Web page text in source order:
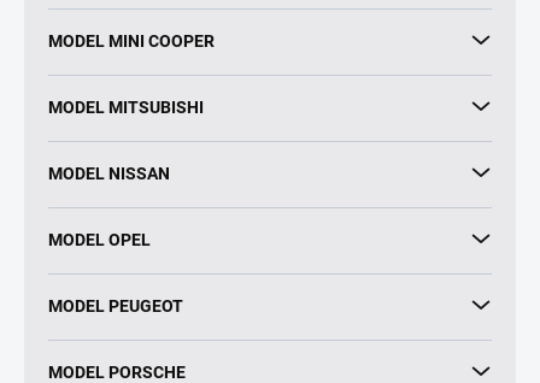
MODEL MINI COOPER
MODEL MITSUBISHI
MODEL NISSAN
MODEL OPEL
MODEL PEUGEOT
MODEL PORSCHE